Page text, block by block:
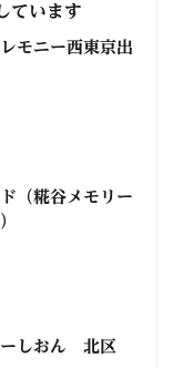
ています
モニー西東京出
（糀谷メモリー
ーしおん 北区